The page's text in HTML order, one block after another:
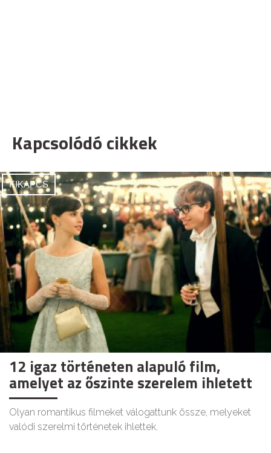
Kapcsolódó cikkek
KIKAPCS
12 igaz történeten alapuló film,
amelyet az őszinte szerelem ihletett
Olyan romantikus filmeket válogattunk össze, melyeket
valódi szerelmi történetek ihlettek.